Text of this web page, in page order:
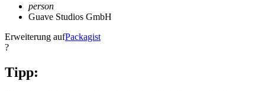
person
Guave Studios GmbH
Erweiterung aufPackagist
?
Tipp: